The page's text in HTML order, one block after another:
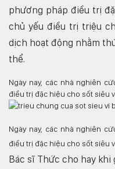
phương pháp điều trị
chủ yếu điều trị triệu
dịch hoạt động nhằm
thể.
Ngày nay, các nhà nghiên
điều trị đặc hiệu cho sốt siêu
Ngày nay, các nhà nghiên
điều trị đặc hiệu cho sốt siêu
Bác sĩ Thức cho hay